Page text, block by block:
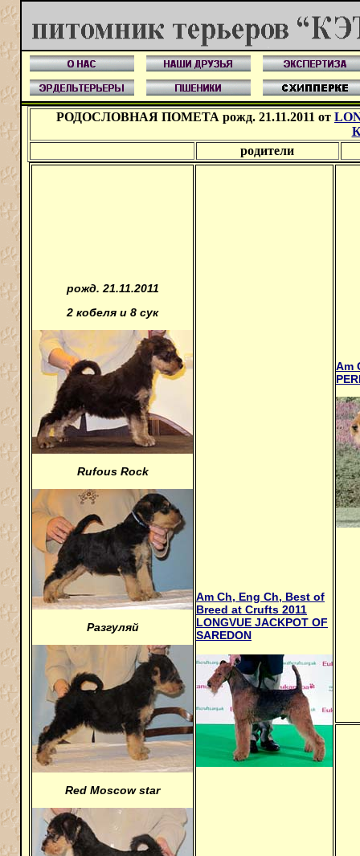
РОДОСЛОВНАЯ ПОМЕТА рожд. 21.11.2011 от
родители
рожд. 21.11.2011
2 кобеля и 8 сук
Rufous Rock
Разгуляй
Red Moscow star
Am Ch, Eng Ch, Best of
Breed at Crufts 2011
LONGVUE JACKPOT OF
SAREDON
Am